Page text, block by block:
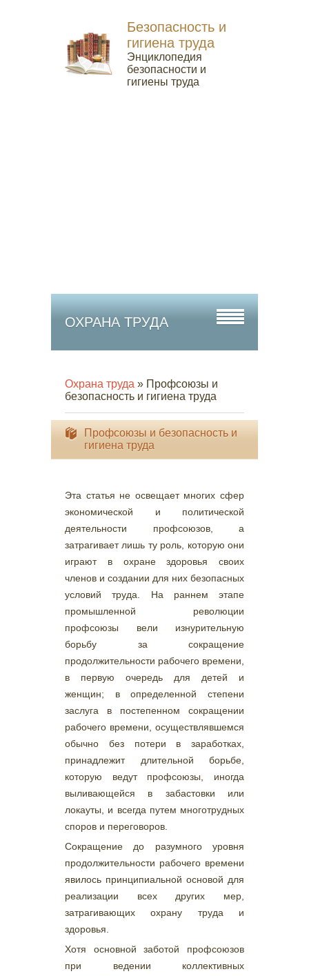
Безопасность и
гигиена труда
Энциклопедия
безопасности и
гигиены труда
ОХРАНА ТРУДА
Охрана труда » Профсоюзы и
безопасность и гигиена труда
Профсоюзы и безопасность и
гигиена труда
Эта статья не освещает многих сфер
экономической и политической
деятельности профсоюзов, а
затрагивает лишь ту роль, которую они
играют в охране здоровья своих
членов и создании для них безопасных
условий труда. На раннем этапе
промышленной революции
профсоюзы вели изнурительную
борьбу за сокращение
продолжительности рабочего времени,
в первую очередь для детей и
женщин; в определенной степени
заслуга в постепенном сокращении
рабочего времени, осуществлявшемся
обычно без потери в заработках,
принадлежит длительной борьбе,
которую ведут профсоюзы, иногда
выливающейся в забастовки или
локауты, и всегда путем многотрудных
споров и переговоров.
Сокращение до разумного уровня
продолжительности рабочего времени
явилось принципиальной основой для
реализации всех других мер,
затрагивающих охрану труда и
здоровья.
Хотя основной заботой профсоюзов
при ведении коллективных